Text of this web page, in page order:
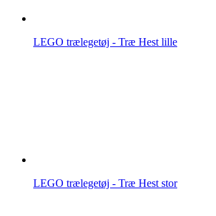
LEGO trælegetøj - Træ Hest lille
LEGO trælegetøj - Træ Hest stor